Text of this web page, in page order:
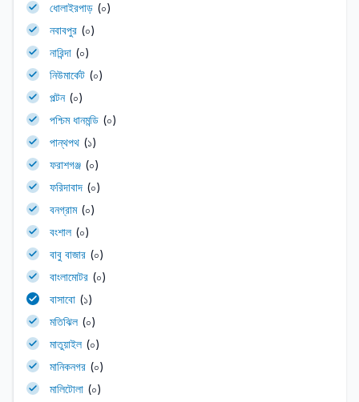
ধোলাইরপাড় (০)
নবাবপুর (০)
নারিন্দা (০)
নিউমার্কেট (০)
পল্টন (০)
পশ্চিম ধানমন্ডি (০)
পান্থপথ (১)
ফরাশগঞ্জ (০)
ফরিদাবাদ (০)
বনগ্রাম (০)
বংশাল (০)
বাবু বাজার (০)
বাংলামোটর (০)
বাসাবো (১)
মতিঝিল (০)
মাতুয়াইল (০)
মানিকনগর (০)
মালিটোলা (০)